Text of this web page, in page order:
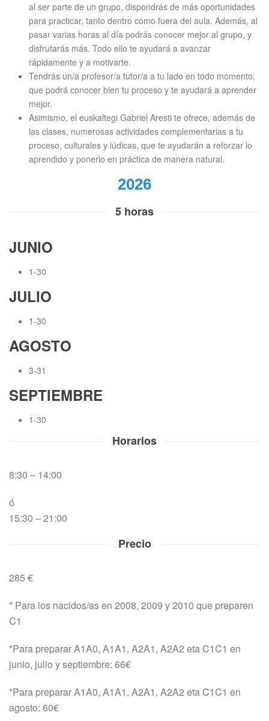
al ser parte de un grupo, dispondrás de más oportunidades
para practicar, tanto dentro como fuera del aula. Además, al
pasar varias horas al día podrás conocer mejor al grupo, y
disfrutarás más. Todo ello te ayudará a avanzar
rápidamente y a motivarte.
Tendrás un/a profesor/a tutor/a a tu lado en todo momento,
que podrá conocer bien tu proceso y te ayudará a aprender
mejor.
Asimismo, el euskaltegi Gabriel Aresti te ofrece, además de
las clases, numerosas actividades complementarias a tu
proceso, culturales y lúdicas, que te ayudarán a reforzar lo
aprendido y ponerlo en práctica de manera natural.
2026
5 horas
JUNIO
1-30
JULIO
1-30
AGOSTO
3-31
SEPTIEMBRE
1-30
Horarios
8:30 – 14:00
ó
15:30 – 21:00
Precio
285 €
* Para los nacidos/as en 2008, 2009 y 2010 que preparen
C1
*Para preparar A1A0, A1A1, A2A1, A2A2 eta C1C1 en
junio, julio y septiembre: 66€
*Para preparar A1A0, A1A1, A2A1, A2A2 eta C1C1 en
agosto: 60€